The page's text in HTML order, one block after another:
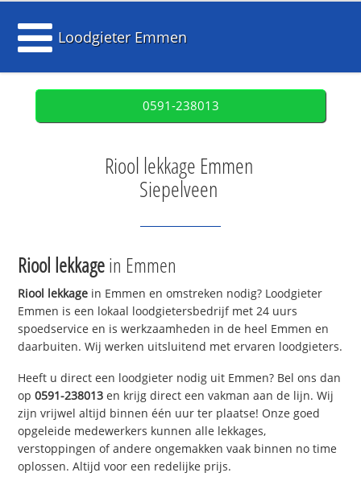
Loodgieter Emmen
0591-238013
Riool lekkage Emmen
Siepelveen
Riool lekkagein Emmen
Riool lekkage in Emmen en omstreken nodig? Loodgieter
Emmen is een lokaal loodgietersbedrijf met 24 uurs
spoedservice en is werkzaamheden in de heel Emmen en
daarbuiten. Wij werken uitsluitend met ervaren loodgieters.
Heeft u direct een loodgieter nodig uit Emmen? Bel ons dan
op0591-238013 en krijg direct een vakman aan de lijn. Wij
zijn vrijwel altijd binnen één uur ter plaatse! Onze goed
opgeleide medewerkers kunnen alle lekkages,
verstoppingen of andere ongemakken vaak binnen no time
oplossen. Altijd voor een redelijke prijs.